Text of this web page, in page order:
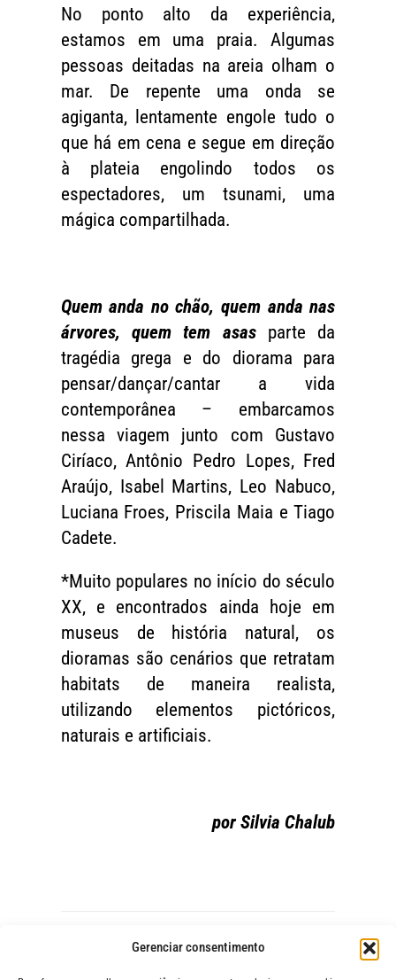
Gerenciar consentimento
No ponto alto da experiência,
estamos em uma praia. Algumas
pessoas deitadas na areia olham o
mar. De repente uma onda se
agiganta, lentamente engole tudo o
que há em cena e segue em direção
à plateia engolindo todos os
espectadores, um tsunami, uma
mágica compartilhada.
Quem anda no chão, quem anda nas
árvores, quem tem asasparte da
tragédia grega e do diorama para
pensar/dançar/cantar a vida
contemporânea – embarcamos
nessa viagem junto com Gustavo
Ciríaco, Antônio Pedro Lopes, Fred
Araújo, Isabel Martins, Leo Nabuco,
Luciana Froes, Priscila Maia e Tiago
Cadete.
*Muito populares no início do século
XX, e encontrados ainda hoje em
museus de história natural, os
dioramas são cenários que retratam
habitats de maneira realista,
utilizando elementos pictóricos,
naturais e artificiais.
por Silvia Chalub
© CLAP